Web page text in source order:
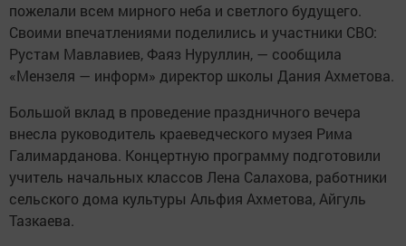
пожелали всем мирного неба и светлого будущего.
Своими впечатлениями поделились и участники СВО:
Рустам Мавлавиев, Фаяз Нуруллин, — сообщила
«Мензеля — информ» директор школы Дания Ахметова.
Большой вклад в проведение праздничного вечера
внесла руководитель краеведческого музея Рима
Галимарданова. Концертную программу подготовили
учитель начальных классов Лена Салахова, работники
сельского дома культуры Альфия Ахметова, Айгуль
Тазкаева.